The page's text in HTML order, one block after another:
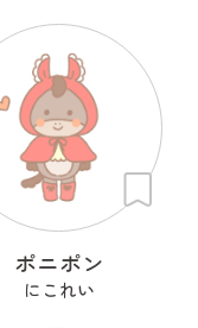
ポニポン
にこれい